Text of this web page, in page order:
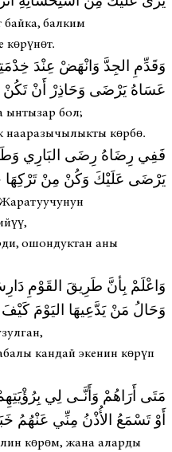
балким
وَقَدِّمِ الجِدَّ وَانْهَضْ عِنْدَ
عَسَاهُ يَرْضَى وَحَاذِرْ أَنْ
ынтызар бол;
нааразычылыкты көрбө.
فَفِي رِضَاهُ رِضَى البَارِي
يَرْضَى عَلَيْكَ وَكُنْ مِنْ تَرْكِهَا
ошондуктан аны
وَاعْلَمْ بِأنَّ طَرِيقَ القَوْمِ
وَحَالُ مَنْ يَدَّعِيهَا اليَوْمَ
кандай экенин көрүп
مَتَى أَرَاهُمْ وَأَنَّـى لِي
أَوْ تَسْمَعُ الأُذْنُ مِنِّي عَنْهُمُ
көрөм, жана аларды